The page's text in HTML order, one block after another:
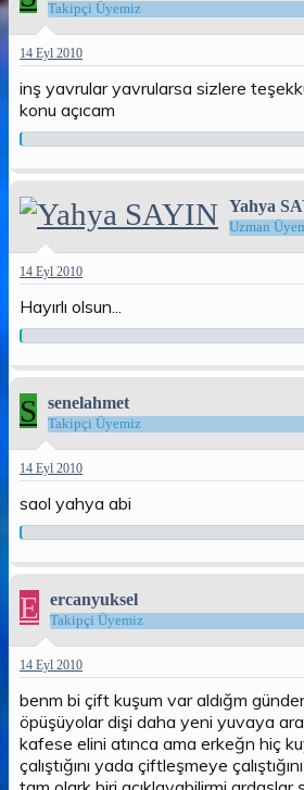
Takipçi Üyemiz
14 Eyl 2010
inş yavrular yavrularsa sizlere
konu açıcam
Yahya
Uzman
14 Eyl 2010
Hayırlı olsun...
S senelahmet
Takipçi Üyemiz
14 Eyl 2010
saol yahya abi
E ercanyuksel
Takipçi Üyemiz
14 Eyl 2010
benm bi çift kuşum var aldığm
öpüşüyolar dişi daha yeni yuvaya
kafese elini atınca ama erkeğn hiç
çalıştığını yada çiftleşmeye